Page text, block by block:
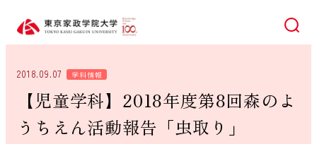
検索
2018.09.07 学科情報
【児童学科】2018年度第8回森のよ
うちえん活動報告「虫取り」